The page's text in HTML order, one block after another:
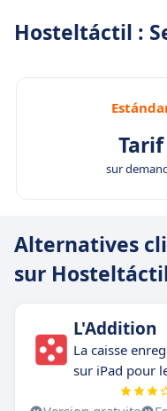
Hosteltáctil :
Tarif
sur
Alternatives
sur
L'Addition
La caisse
sur iPad pour